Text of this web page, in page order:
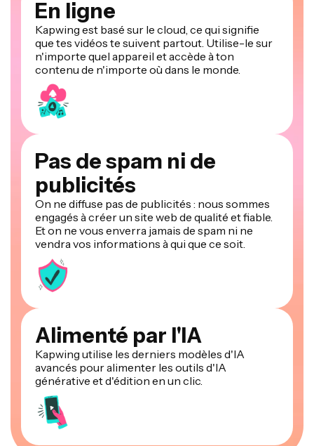
Kapwing est basé sur le cloud, ce qui signifie
que tes vidéos te suivent partout. Utilise-le sur
n'importe quel appareil et accède à ton
contenu de n'importe où dans le monde.
Pas de spam ni de
publicités
On ne diffuse pas de publicités : nous sommes
engagés à créer un site web de qualité et fiable.
Et on ne vous enverra jamais de spam ni ne
vendra vos informations à qui que ce soit.
Alimenté par l'IA
Kapwing utilise les derniers modèles d'IA
avancés pour alimenter les outils d'IA
générative et d'édition en un clic.